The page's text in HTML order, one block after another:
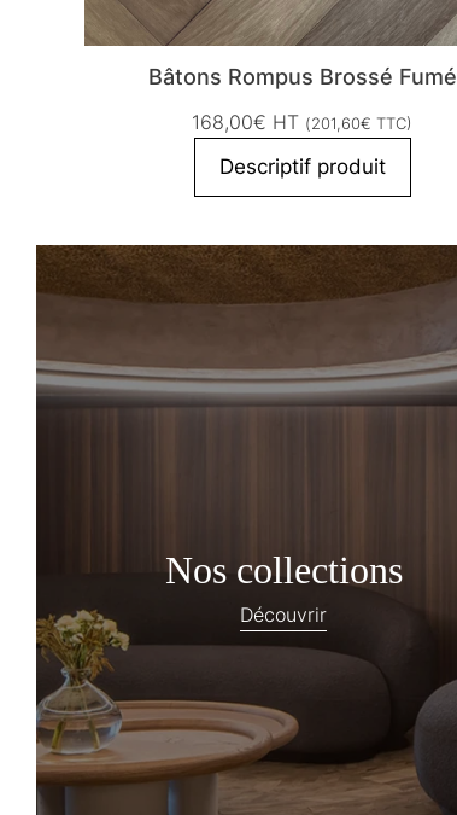
Bâtons Rompus Brossé Fumé
168,00€ HT (201,60€ TTC)
Descriptif produit
Nos collections
Découvrir